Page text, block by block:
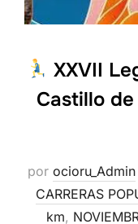
XXVII
Castillo
por ocioru_Admin
CARRERAS
km,